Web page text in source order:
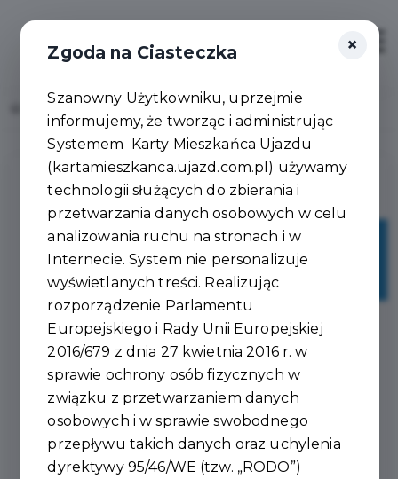
Lista aktualności
×
Zgoda na Ciasteczka
Szanowny Użytkowniku, uprzejmie
informujemy, że tworząc i administrując
Systemem Karty Mieszkańca Ujazdu
(kartamieszkanca.ujazd.com.pl) używamy
technologii służących do zbierania i
przetwarzania danych osobowych w celu
analizowania ruchu na stronach i w
Internecie. System nie personalizuje
wyświetlanych treści. Realizując
rozporządzenie Parlamentu
Europejskiego i Rady Unii Europejskiej
2016/679 z dnia 27 kwietnia 2016 r. w
sprawie ochrony osób fizycznych w
związku z przetwarzaniem danych
osobowych i w sprawie swobodnego
przepływu takich danych oraz uchylenia
dyrektywy 95/46/WE (tzw. „RODO”)